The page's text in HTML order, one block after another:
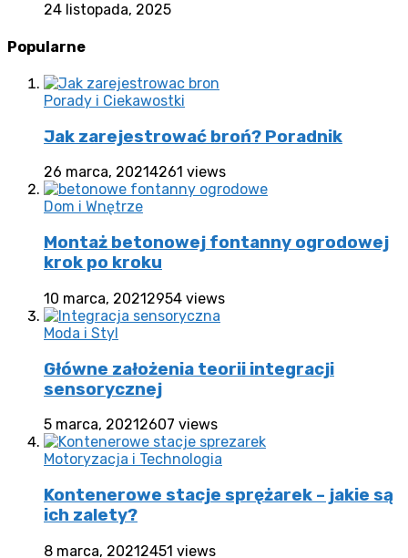
24 listopada, 2025
Popularne
Porady i Ciekawostki
Jak zarejestrować broń? Poradnik
26 marca, 20214261 views
Dom i Wnętrze
Montaż betonowej fontanny ogrodowej
krok po kroku
10 marca, 20212954 views
Moda i Styl
Główne założenia teorii integracji
sensorycznej
5 marca, 2021 2607 views
Motoryzacja i Technologia
Kontenerowe stacje sprężarek – jakie są
ich zalety?
8 marca, 20212451 views